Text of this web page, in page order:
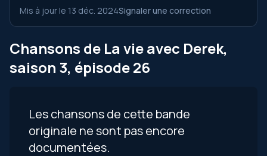
Mis à jour le 13 déc. 2024Signaler une correction
Chansons de La vie avec Derek,
saison 3, épisode 26
Les chansons de cette bande
originale ne sont pas encore
documentées.